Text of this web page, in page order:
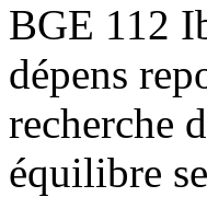
BGE 112
dépens
recherche
équilibre